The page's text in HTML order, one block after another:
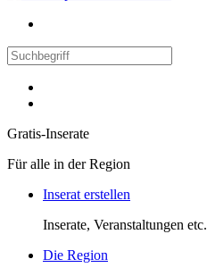
Gratis-Inserate
Für alle in der Region
Inserat erstellen
Inserate, Veranstaltungen etc.
Die Region